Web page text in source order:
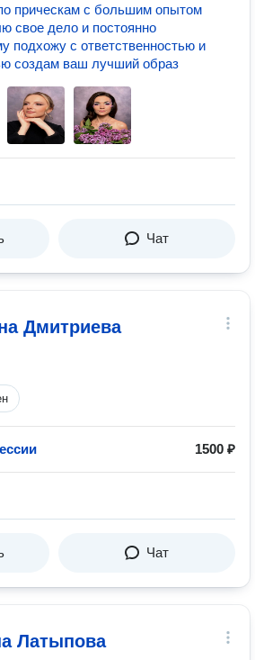
прическам с большим опытом
свое дело и постоянно
подхожу с ответственностью и
создам ваш лучший образ
Чат
Дмитриева
1500 ₽
Чат
Латыпова